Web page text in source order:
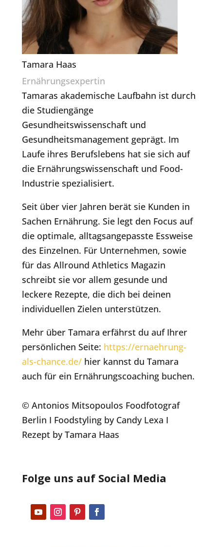
Tamara Haas
Ernährungsexpertin
Tamaras akademische Laufbahn ist durch
die Studiengänge
Gesundheitswissenschaft und
Gesundheitsmanagement geprägt. Im
Laufe ihres Berufslebens hat sie sich auf
die Ernährungswissenschaft und Food-
Industrie spezialisiert.
Seit über vier Jahren berät sie Kunden in
Sachen Ernährung. Sie legt den Focus auf
die optimale, alltagsangepasste Essweise
des Einzelnen. Für Unternehmen, sowie
für das Allround Athletics Magazin
schreibt sie vor allem gesunde und
leckere Rezepte, die dich bei deinen
individuellen Zielen unterstützen.
Mehr über Tamara erfährst du auf Ihrer
persönlichen Seite: https://ernaehrung-
als-chance.de/ hier kannst du Tamara
auch für ein Ernährungscoaching buchen.
© Antonios Mitsopoulos Foodfotograf
Berlin I Foodstyling by Candy Lexa I
Rezept by Tamara Haas
Folge uns auf Social Media